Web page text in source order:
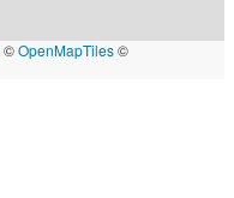
©OpenMapTiles©